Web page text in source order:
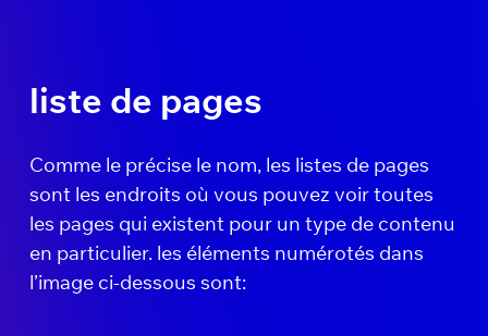
liste de pages
Comme le précise le nom, les listes de pages
sont les endroits où vous pouvez voir toutes
les pages qui existent pour un type de contenu
en particulier. les éléments numérotés dans
l’image ci-dessous sont: